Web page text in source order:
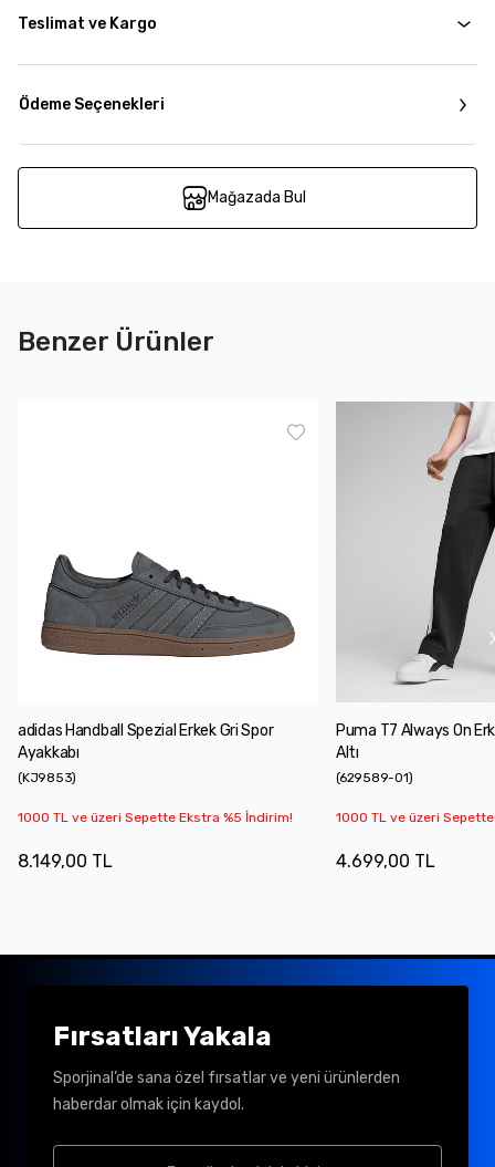
Teslimat ve Kargo
Ödeme Seçenekleri
Mağazada Bul
Benzer Ürünler
adidas Handball Spezial Erkek Gri Spor
Ayakkabı
(KJ9853)
1000 TL ve üzeri Sepette Ekstra %5 İndirim!
8.149,00 TL
Puma T7 Always On
Altı
(629589-01)
1000 TL ve üzeri
4.699,00 TL
Fırsatları Yakala
Sporjinal’de sana özel fırsatlar ve yeni ürünlerden
haberdar olmak için kaydol.